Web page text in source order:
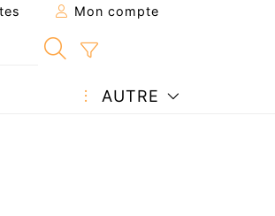
Mon compte
AUTRE